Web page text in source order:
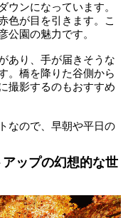
ウンになっています。
色が目を引きます。こ
公園の魅力です。
あり、手が届きそうな
。橋を降りた谷側から
撮影するのもおすすめ
なので、早朝や平日の
ップの幻想的な世